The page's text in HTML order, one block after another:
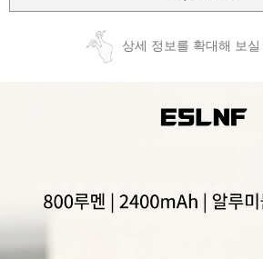
상세 정보를 확대해 보